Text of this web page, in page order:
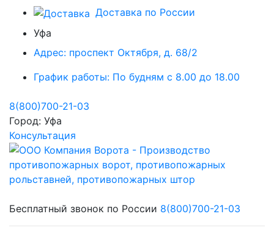
Доставка по России
Уфа
Адрес: проспект Октября, д. 68/2
График работы: По будням с 8.00 до 18.00
8(800)700-21-03
Город: Уфа
Консультация
Бесплатный звонок по России 8(800)700-21-03